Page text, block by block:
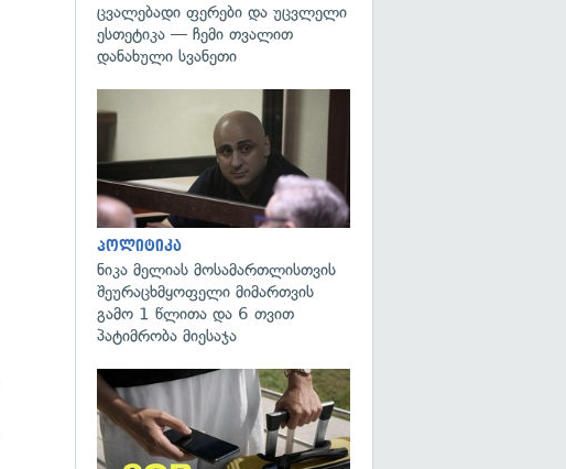
ცვალებადი ფერები და უცვლელი
ესთეტიკა — ჩემი თვალით
დანახული სვანეთი
პოლიტიკა
ნიკა მელიას მოსამართლისთვის
შეურაცხმყოფელი მიმართვის
გამო 1 წლითა და 6 თვით
პატიმრობა მიესაჯა